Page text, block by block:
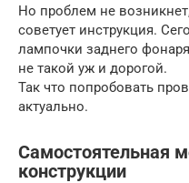
Но проблем не
советует инструкция.
лампочки заднего
не такой уж и дорогой.
Так что попробовать
актуально.
Самостоятельная
конструкции